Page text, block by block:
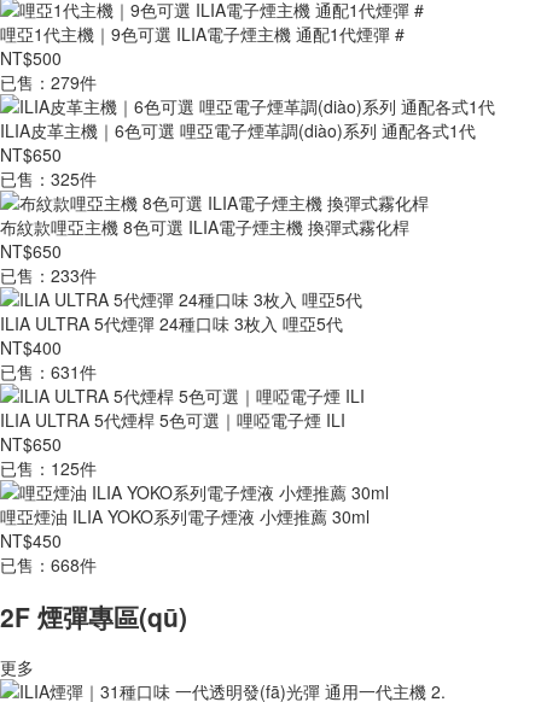
哩亞1代主機｜9色可選 ILIA電子煙主機 通配1代煙彈 #
NT$500
已售：279件
ILIA皮革主機｜6色可選 哩亞電子煙革調(diào)系列 通配各式1代
NT$650
已售：325件
布紋款哩亞主機 8色可選 ILIA電子煙主機 換彈式霧化桿
NT$650
已售：233件
ILIA ULTRA 5代煙彈 24種口味 3枚入 哩亞5代
NT$400
已售：631件
ILIA ULTRA 5代煙桿 5色可選｜哩啞電子煙 ILI
NT$650
已售：125件
哩亞煙油 ILIA YOKO系列電子煙液 小煙推薦 30ml
NT$450
已售：668件
2F 煙彈專區(qū)
更多